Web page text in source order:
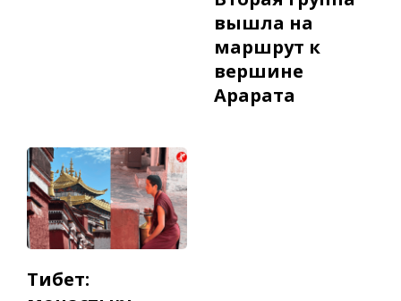
вышла на
маршрут к
вершине
Арарата
Тибет: